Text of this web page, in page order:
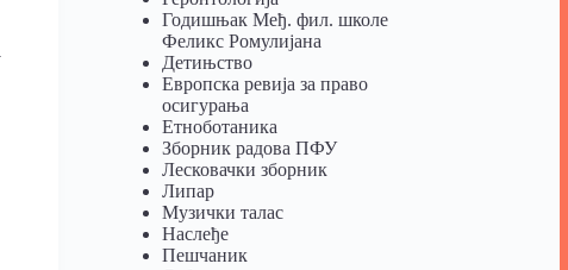
Годишњак Међ. фил. школе
Феликс Ромулијана
Детињство
Европска ревија за право
осигурања
Eтноботаника
Зборник радова ПФУ
Лесковачки зборник
Липар
Музички талас
Наслеђе
Пешчаник